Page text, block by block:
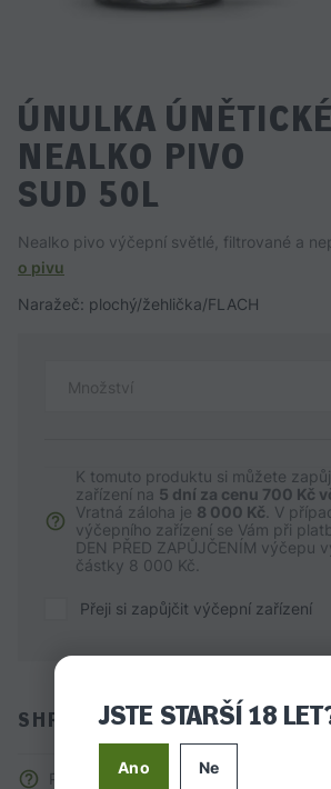
JSTE STARŠÍ 18
Ano Ne
ÚNULKA ÚNĚTICKÉ
NEALKO PIVO
SUD 50L
Nealko pivo výčepní světlé, filtrované a
o pivu
Naražeč: plochý/žehlička/FLACH
Množství
K tomuto produktu si můžete
zařízení na 5 dní za cenu 700 Kč
Vratná záloha je 8 000 Kč . V
výčepního zařízení se Vám při
DEN PŘED ZAPŮJČENÍM výčepu
částky 8 000 Kč.
Přeji si zapůjčit výčepní zařízení
SHRNUTÍ
Pro výpočet ceny zadejte požadovaný